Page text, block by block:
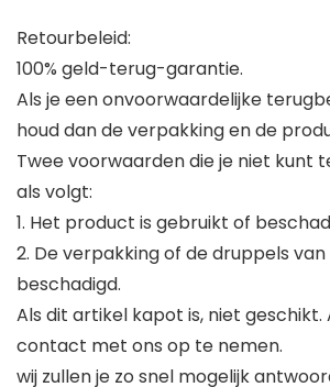
Retourbeleid:
100% geld-terug-garantie.
Als je een onvoorwaardelijke
houd dan de verpakking en de
Twee voorwaarden die je niet kunt
als volgt:
1. Het product is gebruikt of
2. De verpakking of de druppels
beschadigd.
Als dit artikel kapot is, niet geschikt.
contact met ons op te nemen.
wij zullen je zo snel mogelijk